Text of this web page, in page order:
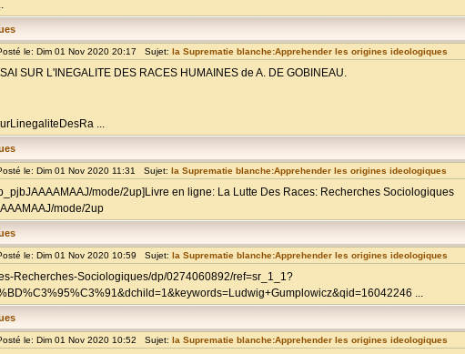
le: Dim 01 Nov 2020 20:17 Sujet: la Suprematie blanche:Apprehender les origines ideologiques
SUR L'INEGALITE DES RACES HUMAINES de A. DE GOBINEAU.
...
le: Dim 01 Nov 2020 11:31 Sujet: la Suprematie blanche:Apprehender les origines ideologiques
mode/2up]Livre en ligne: La Lutte Des Races: Recherches Sociologiques
mode/2up
le: Dim 01 Nov 2020 10:59 Sujet: la Suprematie blanche:Apprehender les origines ideologiques
Recherches-Sociologiques/dp/0274060892/ref=sr_1_1?
...
le: Dim 01 Nov 2020 10:52 Sujet: la Suprematie blanche:Apprehender les origines ideologiques